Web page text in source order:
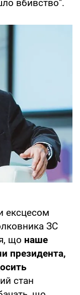
вбивство".
ексцесом
ЗС
що наше
президента,
стан